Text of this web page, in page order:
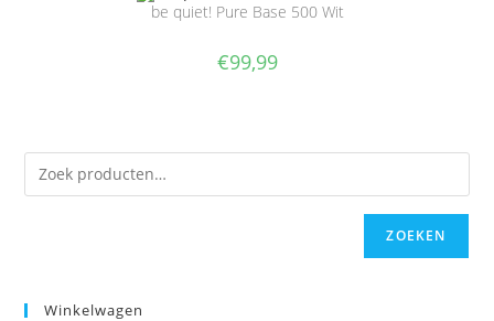
be quiet! Pure Base 500 Wit
€99,99
ZOEKEN
Winkelwagen